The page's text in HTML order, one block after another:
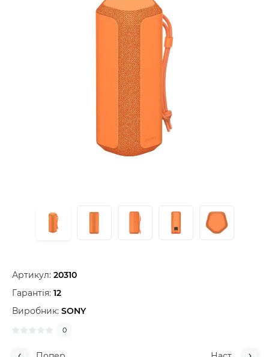
Артикул: 20310
Гарантія: 12
Виробник: SONY
0